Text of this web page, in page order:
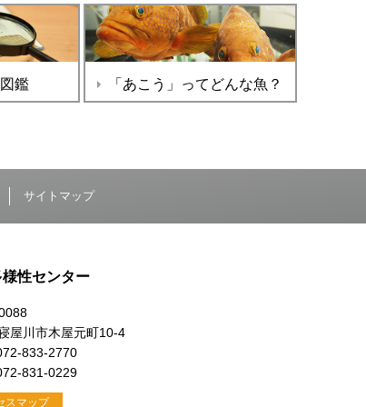
鑑 「あこう」ってどんな魚？
サイトマップ
性センター
屋川市木屋元町10-4
833-2770
831-0229
スマップ